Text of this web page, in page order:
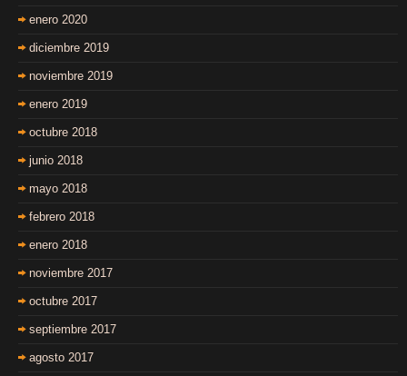
enero 2020
diciembre 2019
noviembre 2019
enero 2019
octubre 2018
junio 2018
mayo 2018
febrero 2018
enero 2018
noviembre 2017
octubre 2017
septiembre 2017
agosto 2017